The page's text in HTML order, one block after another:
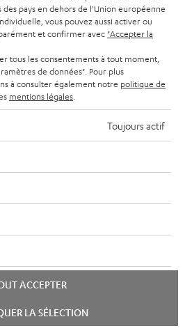
modes, conseils & astuces
de près et venez au magasin pour
chat
pays en dehors de l'Union européenne
vous pouvez aussi activer ou
et confirmer avec "Accepter la
tous les consentements à tout moment,
de données". Pour plus
à consulter également notre politique de
mentions légales
Toujours actif
ACCEPTER
LA SÉLECTION